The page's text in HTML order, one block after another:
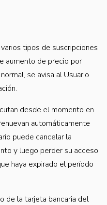
tipos de suscripciones
aumento de precio por
se avisa al Usuario
desde el momento en
automáticamente
puede cancelar la
y luego perder su acceso
haya expirado el período
de la tarjeta bancaria del